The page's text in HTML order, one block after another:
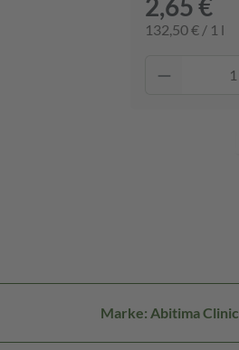
2,65 €
132,50 € / 1 l
Marke: Abitima Clinic